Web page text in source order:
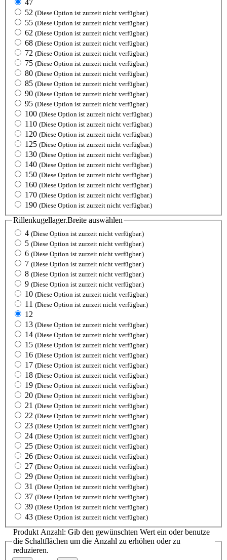
47
52 (Diese Option ist zurzeit nicht verfügbar.)
55 (Diese Option ist zurzeit nicht verfügbar.)
62 (Diese Option ist zurzeit nicht verfügbar.)
68 (Diese Option ist zurzeit nicht verfügbar.)
72 (Diese Option ist zurzeit nicht verfügbar.)
75 (Diese Option ist zurzeit nicht verfügbar.)
80 (Diese Option ist zurzeit nicht verfügbar.)
85 (Diese Option ist zurzeit nicht verfügbar.)
90 (Diese Option ist zurzeit nicht verfügbar.)
95 (Diese Option ist zurzeit nicht verfügbar.)
100 (Diese Option ist zurzeit nicht verfügbar.)
110 (Diese Option ist zurzeit nicht verfügbar.)
120 (Diese Option ist zurzeit nicht verfügbar.)
125 (Diese Option ist zurzeit nicht verfügbar.)
130 (Diese Option ist zurzeit nicht verfügbar.)
140 (Diese Option ist zurzeit nicht verfügbar.)
150 (Diese Option ist zurzeit nicht verfügbar.)
160 (Diese Option ist zurzeit nicht verfügbar.)
170 (Diese Option ist zurzeit nicht verfügbar.)
190 (Diese Option ist zurzeit nicht verfügbar.)
Rillenkugellager.Breite auswählen
4 (Diese Option ist zurzeit nicht verfügbar.)
5 (Diese Option ist zurzeit nicht verfügbar.)
6 (Diese Option ist zurzeit nicht verfügbar.)
7 (Diese Option ist zurzeit nicht verfügbar.)
8 (Diese Option ist zurzeit nicht verfügbar.)
9 (Diese Option ist zurzeit nicht verfügbar.)
10 (Diese Option ist zurzeit nicht verfügbar.)
11 (Diese Option ist zurzeit nicht verfügbar.)
12
13 (Diese Option ist zurzeit nicht verfügbar.)
14 (Diese Option ist zurzeit nicht verfügbar.)
15 (Diese Option ist zurzeit nicht verfügbar.)
16 (Diese Option ist zurzeit nicht verfügbar.)
17 (Diese Option ist zurzeit nicht verfügbar.)
18 (Diese Option ist zurzeit nicht verfügbar.)
19 (Diese Option ist zurzeit nicht verfügbar.)
20 (Diese Option ist zurzeit nicht verfügbar.)
21 (Diese Option ist zurzeit nicht verfügbar.)
22 (Diese Option ist zurzeit nicht verfügbar.)
23 (Diese Option ist zurzeit nicht verfügbar.)
24 (Diese Option ist zurzeit nicht verfügbar.)
25 (Diese Option ist zurzeit nicht verfügbar.)
26 (Diese Option ist zurzeit nicht verfügbar.)
27 (Diese Option ist zurzeit nicht verfügbar.)
29 (Diese Option ist zurzeit nicht verfügbar.)
31 (Diese Option ist zurzeit nicht verfügbar.)
37 (Diese Option ist zurzeit nicht verfügbar.)
39 (Diese Option ist zurzeit nicht verfügbar.)
43 (Diese Option ist zurzeit nicht verfügbar.)
Produkt Anzahl: Gib den gewünschten Wert ein oder benutze
die Schaltflächen um die Anzahl zu erhöhen oder zu
reduzieren.